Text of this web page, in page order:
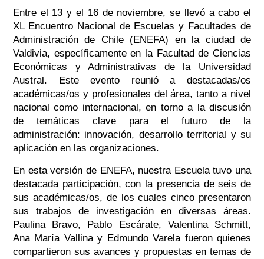
Entre el 13 y el 16 de noviembre, se llevó a cabo el
XL Encuentro Nacional de Escuelas y Facultades de
Administración de Chile (ENEFA) en la ciudad de
Valdivia, específicamente en la Facultad de Ciencias
Económicas y Administrativas de la Universidad
Austral. Este evento reunió a destacadas/os
académicas/os y profesionales del área, tanto a nivel
nacional como internacional, en torno a la discusión
de temáticas clave para el futuro de la
administración: innovación, desarrollo territorial y su
aplicación en las organizaciones.
En esta versión de ENEFA, nuestra Escuela tuvo una
destacada participación, con la presencia de seis de
sus académicas/os, de los cuales cinco presentaron
sus trabajos de investigación en diversas áreas.
Paulina Bravo, Pablo Escárate, Valentina Schmitt,
Ana María Vallina y Edmundo Varela fueron quienes
compartieron sus avances y propuestas en temas de